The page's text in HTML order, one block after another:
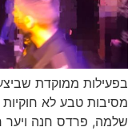
בפעילות ממוקדת
מסיבות טבע לא
שלמה, פרדס חנה ויער